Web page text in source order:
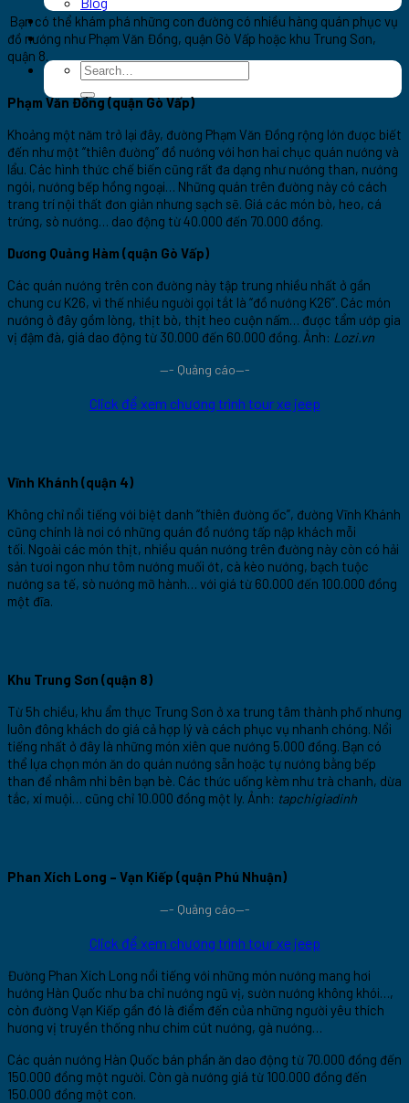
Du lịch đảo Phú Quý
Khách sạn
Bạn có thể khám phá những con đường có nhiều hàng quán phục vụ
đồ nướng như Phạm Văn Đồng, quận Gò Vấp hoặc khu Trung Sơn,
quận 8.
Phạm Văn Đồng (quận Gò Vấp)
Khoảng một năm trở lại đây, đường Phạm Văn Đồng rộng lớn được biết
đến như một “thiên đường” đồ nướng với hơn hai chục quán nướng và
lẩu. Các hình thức chế biến cũng rất đa dạng như nướng than, nướng
ngói, nướng bếp hồng ngoại… Những quán trên đường này có cách
trang trí nội thất đơn giản nhưng sạch sẽ. Giá các món bò, heo, cá
trứng, sò nướng… dao động từ 40.000 đến 70.000 đồng.
Dương Quảng Hàm (quận Gò Vấp)
Các quán nướng trên con đường này tập trung nhiều nhất ở gần
chung cư K26, vì thế nhiều người gọi tắt là “đồ nướng K26”. Các món
nướng ở đây gồm lòng, thịt bò, thịt heo cuộn nấm… được tẩm ướp gia
vị đậm đà, giá dao động từ 30.000 đến 60.000 đồng. Ảnh: Lozi.vn
—- Quảng cáo—-
Click để xem chương trình tour xe jeep
Vĩnh Khánh (quận 4)
Không chỉ nổi tiếng với biệt danh “thiên đường ốc”, đường Vĩnh Khánh
cũng chính là nơi có những quán đồ nướng tấp nập khách mỗi
tối. Ngoài các món thịt, nhiều quán nướng trên đường này còn có hải
sản tươi ngon như tôm nướng muối ớt, cà kèo nướng, bạch tuộc
nướng sa tế, sò nướng mỡ hành… với giá từ 60.000 đến 100.000 đồng
một đĩa.
Khu Trung Sơn (quận 8)
Từ 5h chiều, khu ẩm thực Trung Sơn ở xa trung tâm thành phố nhưng
luôn đông khách do giá cả hợp lý và cách phục vụ nhanh chóng. Nổi
tiếng nhất ở đây là những món xiên que nướng 5.000 đồng. Bạn có
thể lựa chọn món ăn do quán nướng sẵn hoặc tự nướng bằng bếp
than để nhâm nhi bên bạn bè. Các thức uống kèm như trà chanh, dừa
tắc, xí muội… cũng chỉ 10.000 đồng một ly. Ảnh: tapchigiadinh
Phan Xích Long – Vạn Kiếp (quận Phú Nhuận)
—- Quảng cáo—-
Click để xem chương trình tour xe jeep
Đường Phan Xích Long nổi tiếng với những món nướng mang hơi
hướng Hàn Quốc như ba chỉ nướng ngũ vị, sườn nướng không khói…,
còn đường Vạn Kiếp gần đó là điểm đến của những người yêu thích
hương vị truyền thống như chim cút nướng, gà nướng…
Các quán nướng Hàn Quốc bán phần ăn dao động từ 70.000 đồng đến
150.000 đồng một người. Còn gà nướng giá từ 100.000 đồng đến
150.000 đồng một con.